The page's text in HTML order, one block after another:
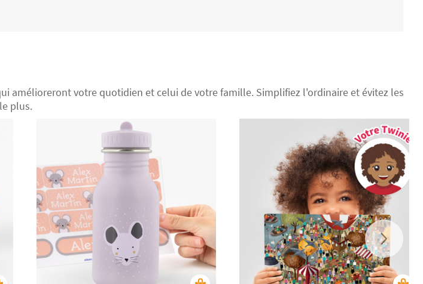
amélioreront votre quotidien et celui de votre famille. Simplifiez l'ordinaire et évitez les
plus.